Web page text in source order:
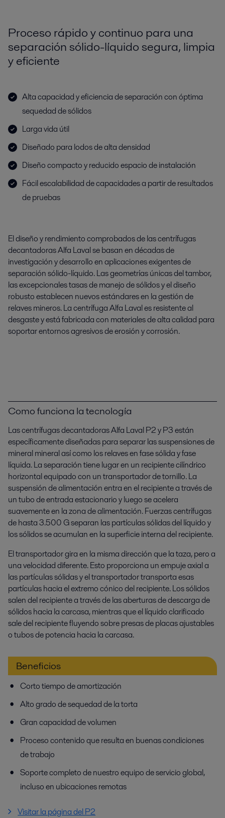
Proceso rápido y continuo para una
separación sólido-líquido segura, limpia
y eficiente
Alta capacidad y eficiencia de separación con óptima
sequedad de sólidos
Larga vida útil
Diseñado para lodos de alta densidad
Diseño compacto y reducido espacio de instalación
Fácil escalabilidad de capacidades a partir de resultados
de pruebas
El diseño y rendimiento comprobados de las centrífugas
decantadoras Alfa Laval se basan en décadas de
investigación y desarrollo en aplicaciones exigentes de
separación sólido-líquido. Las geometrías únicas del tambor,
las excepcionales tasas de manejo de sólidos y el diseño
robusto establecen nuevos estándares en la gestión de
relaves mineros. La centrífuga Alfa Laval es resistente al
desgaste y está fabricada con materiales de alta calidad para
soportar entornos agresivos de erosión y corrosión.
Como funciona la tecnología
Las centrífugas decantadoras Alfa Laval P2 y P3 están
específicamente diseñadas para separar las suspensiones de
mineral mineral así como los relaves en fase sólida y fase
líquida. La separación tiene lugar en un recipiente cilíndrico
horizontal equipado con un transportador de tornillo. La
suspensión de alimentación entra en el recipiente a través de
un tubo de entrada estacionario y luego se acelera
suavemente en la zona de alimentación. Fuerzas centrífugas
de hasta 3.500 G separan las partículas sólidas del líquido y
los sólidos se acumulan en la superficie interna del recipiente.
El transportador gira en la misma dirección que la taza, pero a
una velocidad diferente. Esto proporciona un empuje axial a
las partículas sólidas y el transportador transporta esas
partículas hacia el extremo cónico del recipiente. Los sólidos
salen del recipiente a través de las aberturas de descarga de
sólidos hacia la carcasa, mientras que el líquido clarificado
sale del recipiente fluyendo sobre presas de placas ajustables
o tubos de potencia hacia la carcasa.
Beneficios
Corto tiempo de amortización
Alto grado de sequedad de la torta
Gran capacidad de volumen
Proceso contenido que resulta en buenas condiciones
de trabajo
Soporte completo de nuestro equipo de servicio global,
incluso en ubicaciones remotas
Visitar la página del P2